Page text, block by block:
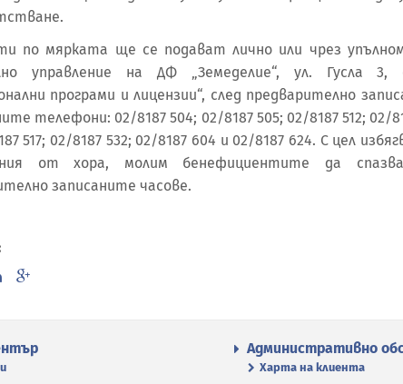
по мярката ще се подават лично или чрез
управление на ДФ „Земеделие“, ул. Гусла 3,
програми и лицензии“, след предварително
телефони: 02/8187 504; 02/8187 505; 02/8187 512; 02/
517; 02/8187 532; 02/8187 604 и 02/8187 624. С цел
от хора, молим бенефициентите да
записаните часове.
Административно
Харта на клиента